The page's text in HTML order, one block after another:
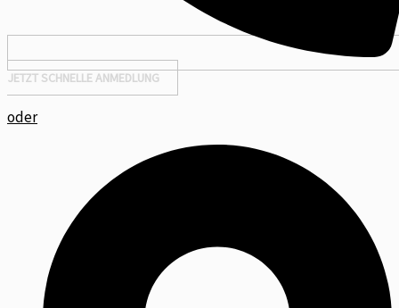
JETZT SCHNELLE ANMEDLUNG
oder